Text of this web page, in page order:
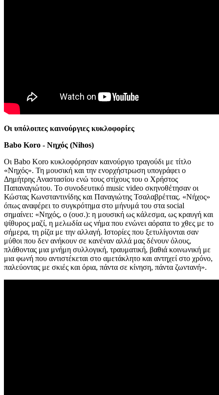
Οι υπόλοιπες καινούργιες κυκλοφορίες
Babo Koro - Νηχός (Nihos)
Οι Babo Koro κυκλοφόρησαν καινούργιο τραγούδι με τίτλο
«Νηχός». Τη μουσική και την ενορχήστρωση υπογράφει ο
Δημήτρης Αναστασίου ενώ τους στίχους του ο Χρήστος
Παπαναγιώτου. Το συνοδευτικό music video σκηνοθέτησαν οι
Κώστας Κωνσταντινίδης και Παναγιώτης Τσαλαβρέττας. «Νήχος»
όπως αναφέρει το συγκρότημα στο μήνυμά του στα social
σημαίνει: «Νηχός, ο (ουσ.): η μουσική ως κάλεσμα, ως κραυγή και
ψίθυρος μαζί, η μελωδία ως νήμα που ενώνει αόρατα το χθες με το
σήμερα, τη ρίζα με την αλλαγή. Ιστορίες που ξετυλίγονται σαν
μύθοι που δεν ανήκουν σε κανέναν αλλά μας δένουν όλους,
πλάθοντας μια μνήμη συλλογική, τραυματική, βαθιά κοινωνική με
μια φωνή που αντιστέκεται στο αμετάκλητο και αντηχεί στο χρόνο,
παλεύοντας με σκιές και όρια, πάντα σε κίνηση, πάντα ζωντανή».